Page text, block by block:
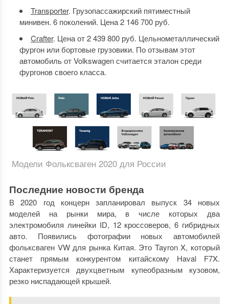
Transporter. Грузопассажирский пятиместный
минивен. 6 поколений. Цена 2 146 700 руб.
Crafter. Цена от 2 439 800 руб. Цельнометаллический
фургон или бортовые грузовики. По отзывам этот
автомобиль от Volkswagen считается эталон среди
фургонов своего класса.
Модели Фольксваген 2020 для России
Последние новости бренда
В 2020 год концерн запланировал выпуск 34 новых
моделей на рынки мира, в числе которых два
электромобиля линейки ID, 12 кроссоверов, 6 гибридных
авто. Появились фотографии новых автомобилей
фольксваген VW для рынка Китая. Это Tayron X, который
станет прямым конкурентом китайскому Haval F7X.
Характеризуется двухцветным купеобразным кузовом,
резко ниспадающей крышей.